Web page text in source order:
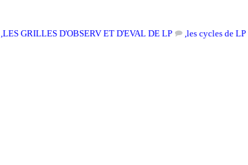
les cycles de
,
LES GRILLES D'OBSERV ET D'EVAL DE LP
,